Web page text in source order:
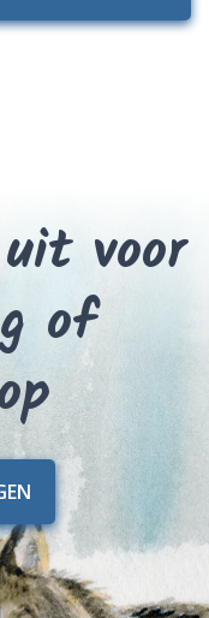
voor
of